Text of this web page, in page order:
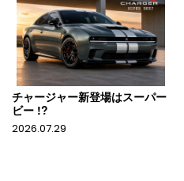
チャージャー新登場はスーパー
ビー !?
2026.07.29